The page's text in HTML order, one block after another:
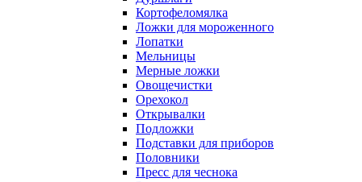
Кортофеломялка
Ложки для мороженного
Лопатки
Мельницы
Мерные ложки
Овощечистки
Орехокол
Открывалки
Подложки
Подставки для приборов
Половники
Пресс для чеснока